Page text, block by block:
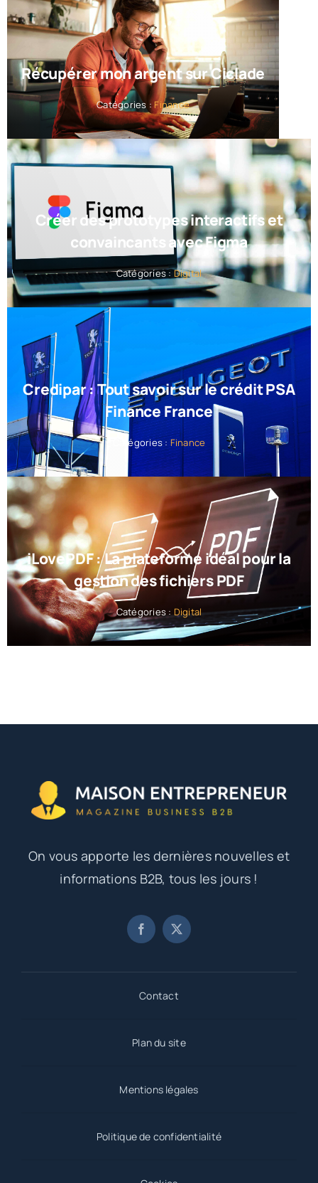
Récupérer mon argent sur Ciclade
Catégories :Finance
Créer des prototypes interactifs et
convaincants avec Figma
Catégories :Digital
Credipar : Tout savoir sur le crédit PSA
Finance France
Catégories :Finance
iLovePDF : La plateforme idéal pour la
gestion des fichiers PDF
Catégories : Digital
On vous apporte les dernières nouvelles et
informations B2B, tous les jours !
Contact
Plan du site
Mentions légales
Politique de confidentialité